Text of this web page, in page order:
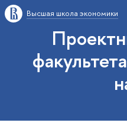
ысшая школа экономики